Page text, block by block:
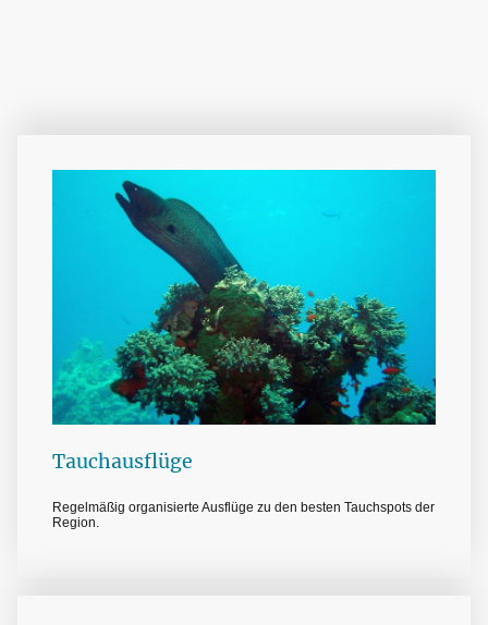
Tauchausflüge
Regelmäßig organisierte Ausflüge zu den besten Tauchspots der
Region.